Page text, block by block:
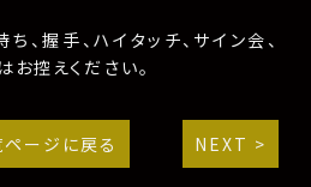
、握手、ハイタッチ、サイン会、
お控えください。
ージに戻る NEXT >